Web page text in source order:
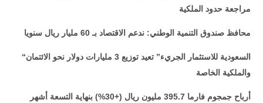
مراجعة حدود الملكية
محافظ صندوق التنمية الوطني: ندعم الاقتصاد بـ 60 مليار ريال سنويا
“السعودية للاستثمار الجريء” تعيد توزيع 3 مليارات دولار نحو الائتمان
والملكية الخاصة
أرباح جمجوم فارما 395.7 مليون ريال (+30%) بنهاية التسعة أشهر